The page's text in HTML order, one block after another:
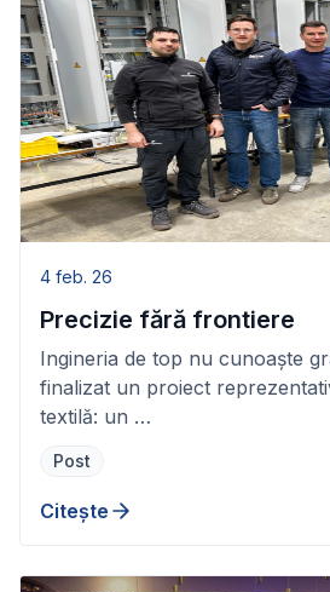
4 feb. 26
Precizie fără frontiere
Ingineria de top nu cunoaște
finalizat un proiect
textilă: un …
Post
Citește